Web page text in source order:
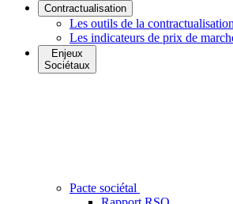
Contractualisation
Les outils de la contractualisation
Les indicateurs de prix de
Enjeux
Sociétaux
Pacte sociétal